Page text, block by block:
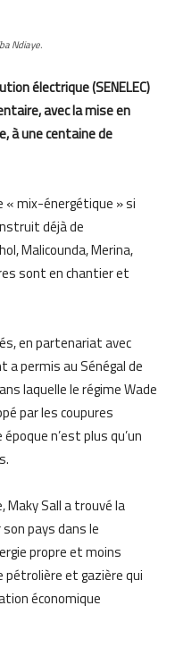
Ndiaye.
électrique (SENELEC)
avec la mise en
à une centaine de
« mix-énergétique » si
déjà de
Malicounda, Merina,
sont en chantier et
en partenariat avec
permis au Sénégal de
laquelle le régime Wade
par les coupures
n’est plus qu’un
Maky Sall a trouvé la
pays dans le
propre et moins
pétrolière et gazière qui
économique